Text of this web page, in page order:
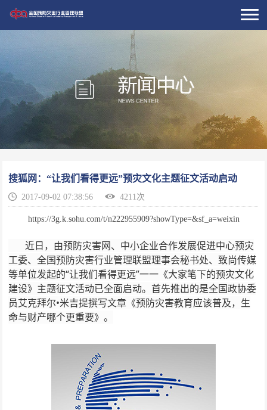
搜狐网：“让我们看得更远”预灾文化主题征文活动启动
2017-09-02 07:38:56 4211次
https://3g.k.sohu.com/t/n222955909?showType=&sf_a=weixin
近日，由预防灾害网、中小企业合作发展促进中心预灾
工委、全国预防灾害行业管理联盟理事会秘书处、致尚传媒
等单位发起的“让我们看得更远”一一《大家笔下的预灾文化
建设》主题征文活动已全面启动。首先推出的是全国政协委
员艾克拜尔•米吉提撰写文章《预防灾害教育应该普及，生
命与财产哪个更重要》。